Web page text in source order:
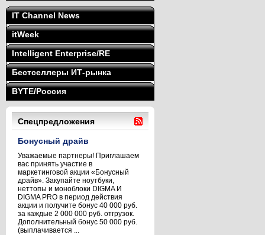
IT Channel News
itWeek
Intelligent Enterprise/RE
Бестселлеры ИТ-рынка
BYTE/Россия
Спецпредложения
Бонусный драйв
Уважаемые партнеры! Приглашаем
вас принять участие в
маркетинговой акции «Бонусный
драйв». Закупайте ноутбуки,
неттопы и моноблоки DIGMA И
DIGMA PRO в период действия
акции и получите бонус 40 000 руб.
за каждые 2 000 000 руб. отгрузок.
Дополнительный бонус 50 000 руб.
(выплачивается ...